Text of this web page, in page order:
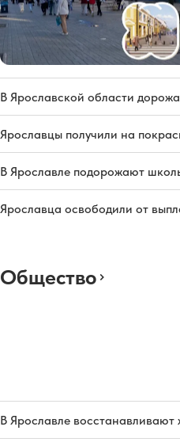
В Ярославской области
Ярославцы получили на
В Ярославле подорожают
Ярославца освободили от
Общество
В Ярославле